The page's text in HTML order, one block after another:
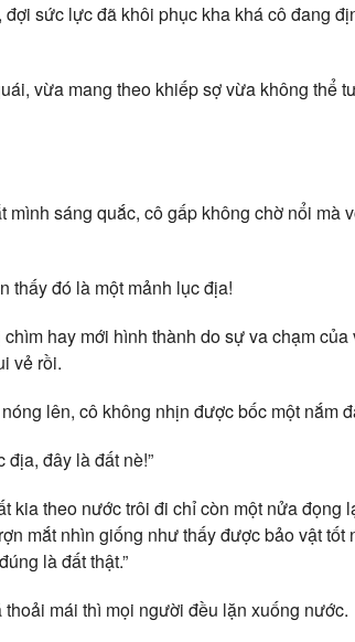
sức lực đã khôi phục kha khá cô đang
vừa mang theo khiếp sợ vừa không thể
mình sáng quắc, cô gấp không chờ nổi mà
thấy đó là một mảnh lục địa!
hay mới hình thành do sự va chạm
vẻ rồi.
lên, cô không nhịn được bốc một nắm
địa, đây là đất nè!”
kia theo nước trôi đi chỉ còn một nửa đọng
mắt nhìn giống như thấy được bảo vật
là đất thật.”
mái thì mọi người đều lặn xuống nước.